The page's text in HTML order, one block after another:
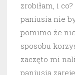
zrobiłam, i
paniusia nie
pomimo że
sposobu
zaczęto mi
paniusią